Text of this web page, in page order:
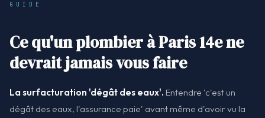
GUIDE
Ce qu'un plombier à Paris 14e ne
devrait jamais vous faire
La surfacturation 'dégât des eaux'. Entendre 'c'est un
dégât des eaux, l'assurance paie' avant même d'avoir vu la